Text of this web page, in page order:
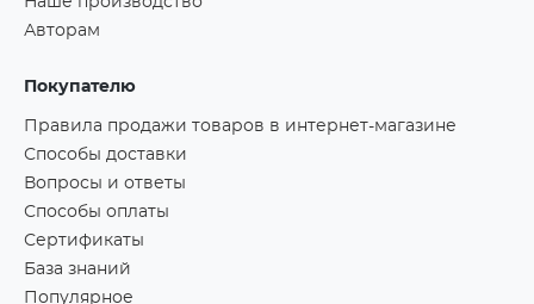
Авторам
Покупателю
Правила продажи товаров в интернет-магазине
Способы доставки
Вопросы и ответы
Способы оплаты
Сертификаты
База знаний
Популярное